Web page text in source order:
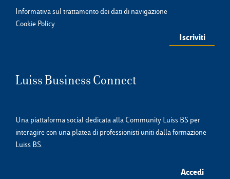
Informativa sul trattamento dei dati di navigazione
Cookie Policy
Luiss Business Connect
Una piattaforma social dedicata alla Community Luiss BS per
interagire con una platea di professionisti uniti dalla formazione
Luiss BS.
Accedi